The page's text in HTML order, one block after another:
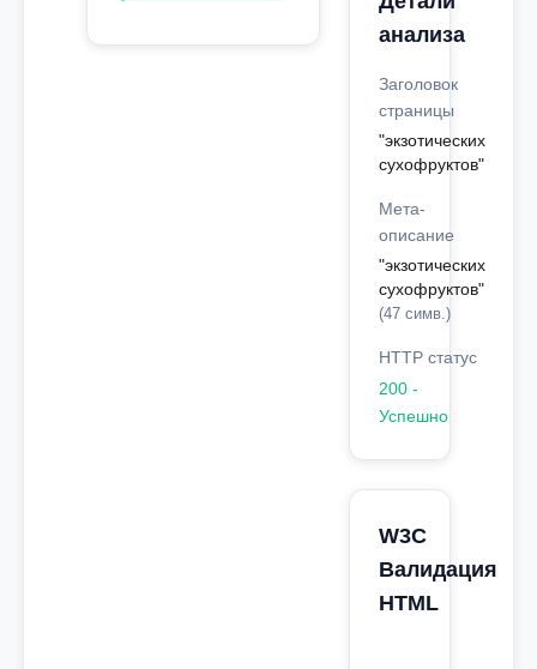
анализа
Заголовок
страницы
"экзотических
сухофруктов"
Мета-
описание
"экзотических
сухофруктов"
(47 симв.)
HTTP статус
200 -
Успешно
W3C
Валидация
HTML